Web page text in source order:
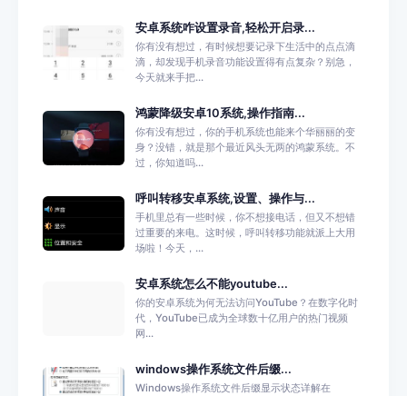
安卓系统咋设置录音,轻松开启录...
你有没有想过，有时候想要记录下生活中的点点滴
滴，却发现手机录音功能设置得有点复杂？别急，
今天就来手把...
鸿蒙降级安卓10系统,操作指南...
你有没有想过，你的手机系统也能来个华丽丽的变
身？没错，就是那个最近风头无两的鸿蒙系统。不
过，你知道吗...
呼叫转移安卓系统,设置、操作与...
手机里总有一些时候，你不想接电话，但又不想错
过重要的来电。这时候，呼叫转移功能就派上大用
场啦！今天，...
安卓系统怎么不能youtube...
你的安卓系统为何无法访问YouTube？在数字化时
代，YouTube已成为全球数十亿用户的热门视频
网...
windows操作系统文件后缀...
Windows操作系统文件后缀显示状态详解在